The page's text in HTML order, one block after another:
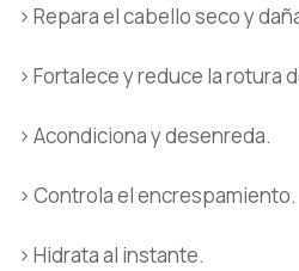
› Repara el cabello seco y
› Fortalece y reduce la rotura
› Acondiciona y desenreda.
› Controla el encrespamiento.
› Hidrata al instante.